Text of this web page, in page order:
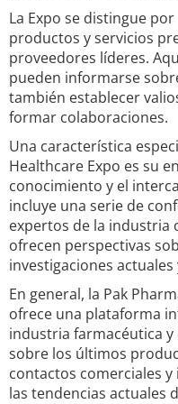
La Expo se distingue
productos y servicios
proveedores líderes.
pueden informarse
también establecer
formar colaboraciones.
Una característica
Healthcare Expo es su
conocimiento y el
incluye una serie de
expertos de la industria
ofrecen perspectivas
investigaciones
En general, la Pak
ofrece una plataforma
industria farmacéutica
sobre los últimos
contactos comerciales
las tendencias actuales